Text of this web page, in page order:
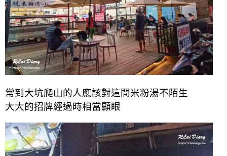
常到大坑爬山的人應該對這間米粉湯不陌生
大大的招牌經過時相當顯眼